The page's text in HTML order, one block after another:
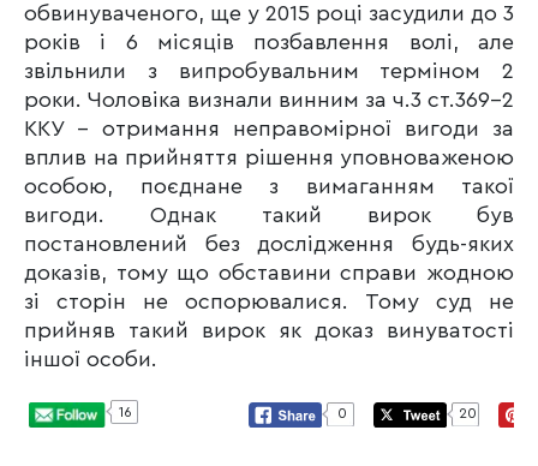
обвинуваченого, ще у 2015 році засудили до 3
років і 6 місяців позбавлення волі, але
звільнили з випробувальним терміном 2
роки. Чоловіка визнали винним за ч.3 ст.369-2
ККУ – отримання неправомірної вигоди за
вплив на прийняття рішення уповноваженою
особою, поєднане з вимаганням такої
вигоди. Однак такий вирок був
постановлений без дослідження будь-яких
доказів, тому що обставини справи жодною
зі сторін не оспорювалися. Тому суд не
прийняв такий вирок як доказ винуватості
іншої особи.
16 0 20